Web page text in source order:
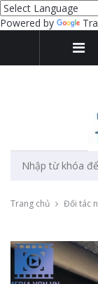
Powered by
Trang chủ Đối tác